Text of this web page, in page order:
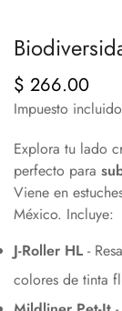
Precio
regular
$ 266.00
Impuesto
Explora tu lado
perfecto para
Viene en
México. Incluye:
J-Roller HL -
colores de tinta